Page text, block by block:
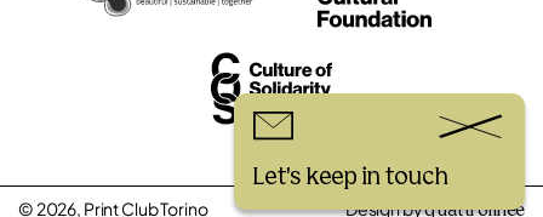
Let's keep in touch
© 2026, Print Club Torino Design byquattrolinee